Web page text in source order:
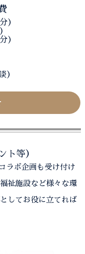
）
）
）
ト等）
ラボ企画も受け付け
祉施設など様々な環
してお役に立てれば